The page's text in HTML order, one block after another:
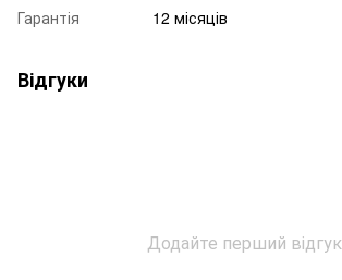
Гарантія
12 місяців
Відгуки
Додайте перший відгук